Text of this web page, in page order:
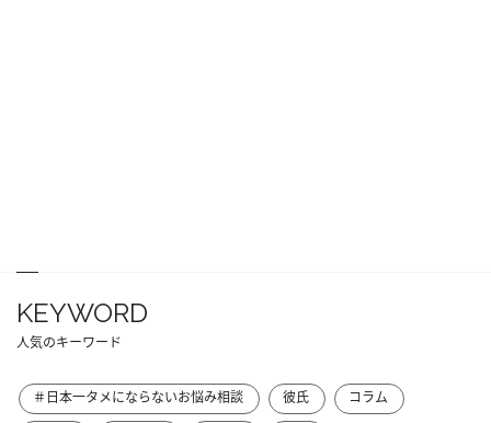
KEYWORD
人気のキーワード
＃日本一タメにならないお悩み相談 彼氏
コラム